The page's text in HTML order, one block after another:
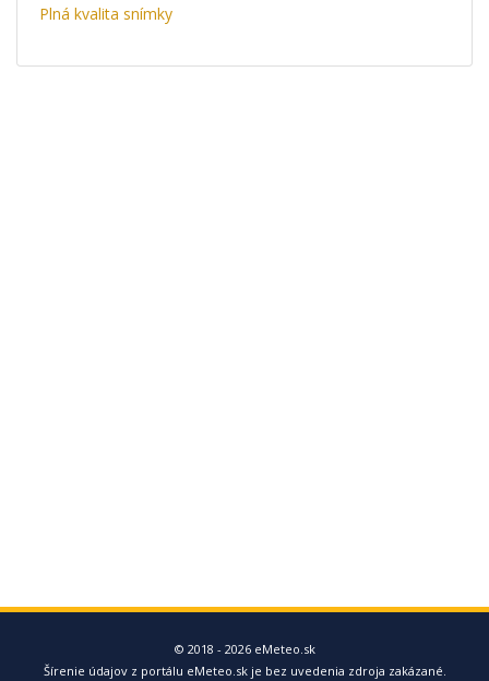
Plná kvalita snímky
© 2018 - 2026 eMeteo.sk
Šírenie údajov z portálu eMeteo.sk je bez uvedenia zdroja zakázané.